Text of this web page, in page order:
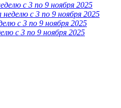
с 3 по 9 ноября 2025
с 3 по 9 ноября 2025
с 3 по 9 ноября 2025
с 3 по 9 ноября 2025